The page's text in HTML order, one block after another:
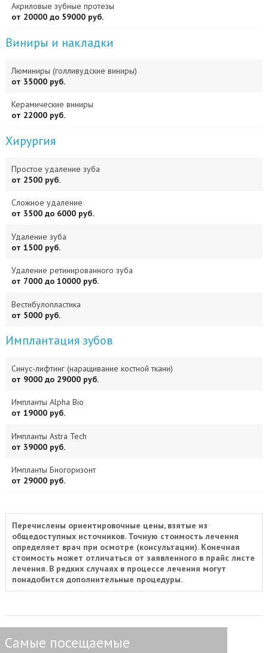
Акриловые зубные протезы
от 20000 до 59000 руб.
Виниры и накладки
Люминиры (голливудские виниры)
от 35000 руб.
Керамические виниры
от 22000 руб.
Хирургия
Простое удаление зуба
от 2500 руб.
Сложное удаление
от 3500 до 6000 руб.
Удаление зуба
от 1500 руб.
Удаление ретинированного зуба
от 7000 до 10000 руб.
Вестибулопластика
от 5000 руб.
Имплантация зубов
Синус-лифтинг (наращивание костной ткани)
от 9000 до 29000 руб.
Импланты Alpha Bio
от 19000 руб.
Импланты Astra Tech
от 39000 руб.
Импланты Биогоризонт
от 29000 руб.
Перечислены ориентировочные цены, взятые из
общедоступных источников. Точную стоимость лечения
определяет врач при осмотре (консультации). Конечная
стоимость может отличаться от заявленного в прайс листе
лечения. В редких случаях в процессе лечения могут
понадобится дополнительные процедуры.
Самые посещаемые